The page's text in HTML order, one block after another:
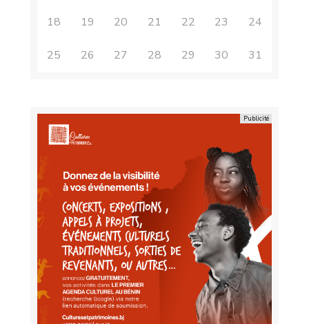
18 19 20 21 22 23 24
25 26 27 28 29 30 31